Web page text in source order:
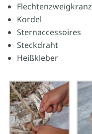
Flechtenzweigkranz
Kordel
Sternaccessoires
Steckdraht
Heißkleber